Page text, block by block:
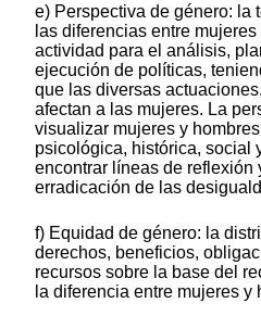
e) Perspectiva de género: la
las diferencias entre
actividad para el análisis,
ejecución de políticas,
que las diversas
afectan a las mujeres. La
visualizar mujeres y
psicológica, histórica, social
encontrar líneas de reflexión
erradicación de las
f) Equidad de género: la
derechos, beneficios,
recursos sobre la base del
la diferencia entre mujeres